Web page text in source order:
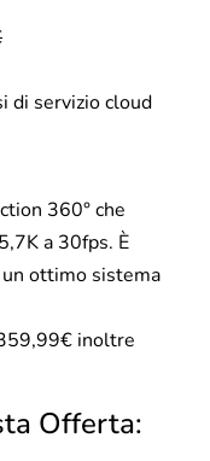
di servizio cloud
360° che
a 30fps. È
ottimo sistema
inoltre
Offerta: